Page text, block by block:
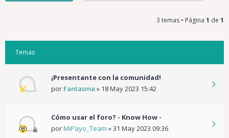
3 temas • Página 1 de 1
Temas
¡Presentante con la comunidad!
por Fantasma » 18 May 2023 15:42
Cómo usar el foro? - Know How -
porMiPayo_Team »31 May 2023 09:36